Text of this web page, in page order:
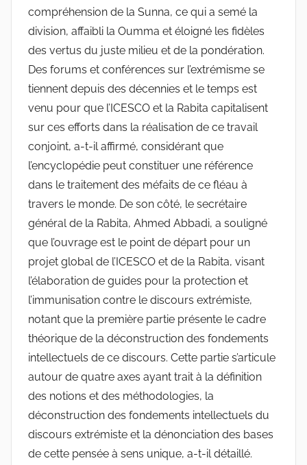
compréhension de la Sunna, ce qui a semé la
division, affaibli la Oumma et éloigné les fidèles
des vertus du juste milieu et de la pondération.
Des forums et conférences sur l’extrémisme se
tiennent depuis des décennies et le temps est
venu pour que l’ICESCO et la Rabita capitalisent
sur ces efforts dans la réalisation de ce travail
conjoint, a-t-il affirmé, considérant que
l’encyclopédie peut constituer une référence
dans le traitement des méfaits de ce fléau à
travers le monde. De son côté, le secrétaire
général de la Rabita, Ahmed Abbadi, a souligné
que l’ouvrage est le point de départ pour un
projet global de l’ICESCO et de la Rabita, visant
l’élaboration de guides pour la protection et
l’immunisation contre le discours extrémiste,
notant que la première partie présente le cadre
théorique de la déconstruction des fondements
intellectuels de ce discours. Cette partie s’articule
autour de quatre axes ayant trait à la définition
des notions et des méthodologies, la
déconstruction des fondements intellectuels du
discours extrémiste et la dénonciation des bases
de cette pensée à sens unique, a-t-il détaillé.